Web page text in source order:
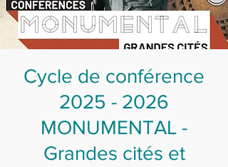
Cycle de conférence
2025 - 2026
MONUMENTAL -
Grandes cités et